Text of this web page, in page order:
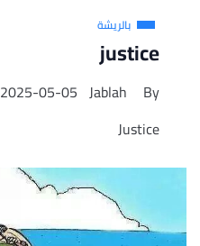
بالريشة
justice
By
Jablah
2025-05-05
Justice